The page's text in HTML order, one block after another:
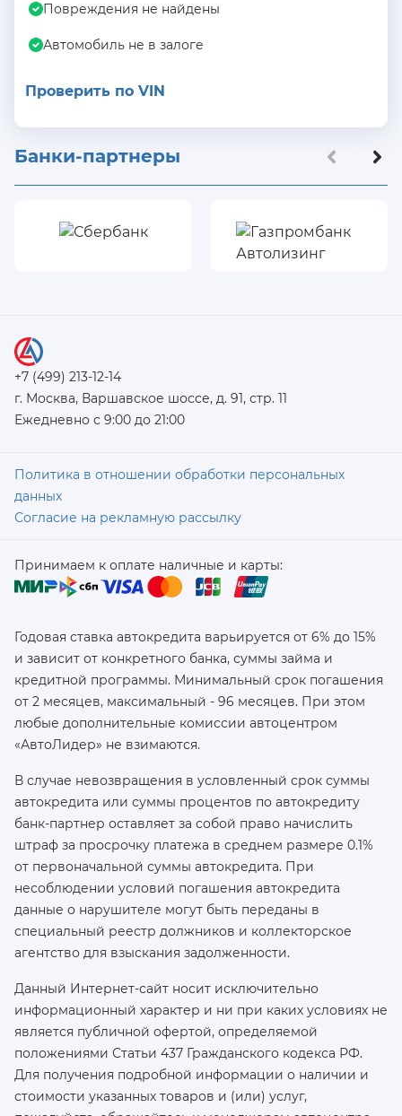
Повреждения не найдены
Автомобиль не в залоге
Проверить по VIN
Банки-партнеры
+7 (499) 213-12-14
г. Москва, Варшавское шоссе, д. 91, стр. 11
Ежедневно с 9:00 до 21:00
Политика в отношении обработки персональных
данных
Согласие на рекламную рассылку
Принимаем к оплате наличные и карты:
Годовая ставка автокредита варьируется от 6% до 15%
и зависит от конкретного банка, суммы займа и
кредитной программы. Минимальный срок погашения
от 2 месяцев, максимальный - 96 месяцев. При этом
любые дополнительные комиссии автоцентром
«АвтоЛидер» не взимаются.
В случае невозвращения в условленный срок суммы
автокредита или суммы процентов по автокредиту
банк-партнер оставляет за собой право начислить
штраф за просрочку платежа в среднем размере 0.1%
от первоначальной суммы автокредита. При
несоблюдении условий погашения автокредита
данные о нарушителе могут быть переданы в
специальный реестр должников и коллекторское
агентство для взыскания задолженности.
Данный Интернет-сайт носит исключительно
информационный характер и ни при каких условиях не
является публичной офертой, определяемой
положениями Статьи 437 Гражданского кодекса РФ.
Для получения подробной информации о наличии и
стоимости указанных товаров и (или) услуг,